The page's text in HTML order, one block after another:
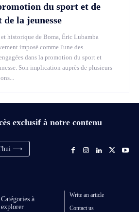
du sport et de
de la jeunesse
historique de Boma, Éric Lubamba
imposé comme l'une des
dans la promotion du sport et
Son implication auprès de plusieurs
exclusif à notre contenu
⟶
Catégories à
explorer
Write an article
Contact us